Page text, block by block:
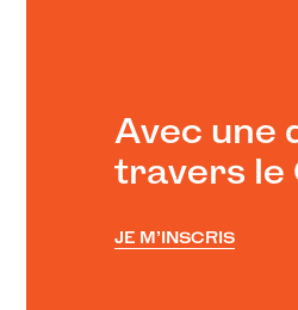
Avec une
travers le
JE M’INSCRIS